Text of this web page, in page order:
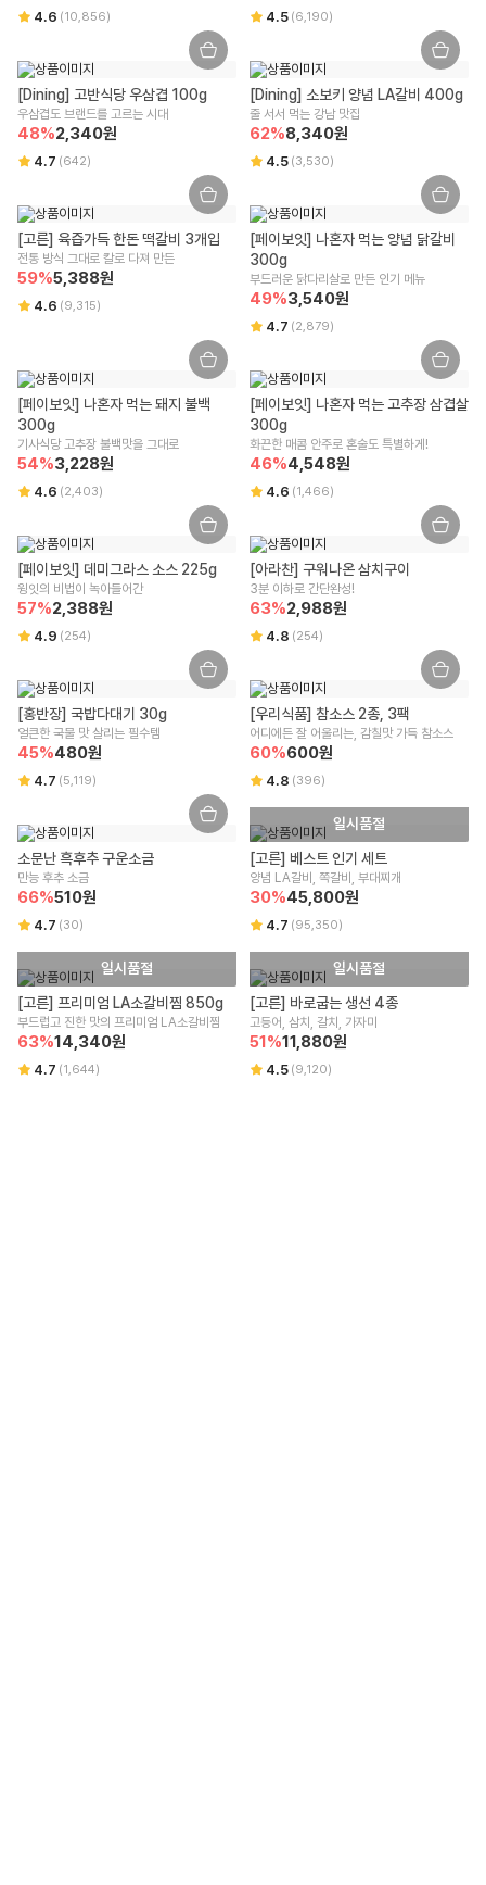
4.6 (10,856) 4.5 (6,190)
[Dining] 고반식당 우삼겹 100g
우삼겹도 브랜드를 고르는 시대
48%2,340원
4.7 (642)
[Dining] 소보키 양념 LA갈비 400g
줄 서서 먹는 강남 맛집
62%8,340원
4.5 (3,530)
[고른] 육즙가득 한돈 떡갈비 3개입
전통 방식 그대로 칼로 다져 만든
59%5,388원
4.6 (9,315)
[페이보잇] 나혼자 먹는 양념 닭갈비
300g
부드러운 닭다리살로 만든 인기 메뉴
49%3,540원
4.7 (2,879)
[페이보잇] 나혼자 먹는 돼지 불백
300g
기사식당 고추장 불백맛을 그대로
54%3,228원
4.6 (2,403)
[페이보잇] 나혼자 먹는 고추장 삼겹살
300g
화끈한 매콤 안주로 혼술도 특별하게!
46%4,548원
4.6 (1,466)
[페이보잇] 데미그라스 소스 225g
윙잇의 비법이 녹아들어간
57%2,388원
4.9 (254)
[아라찬] 구워나온 삼치구이
3분 이하로 간단완성!
63%2,988원
4.8 (254)
[홍반장] 국밥다대기 30g
얼큰한 국물 맛 살리는 필수템
45%480원
4.7 (5,119)
[우리식품] 참소스 2종, 3팩
어디에든 잘 어울리는, 감칠맛 가득 참소스
60%600원
4.8 (396)
소문난 흑후추 구운소금
만능 후추 소금
66%510원
4.7 (30)
일시품절
[고른] 베스트 인기 세트
양념 LA갈비, 쪽갈비, 부대찌개
30%45,800원
4.7 (95,350)
일시품절
[고른] 프리미엄 LA소갈비찜 850g
부드럽고 진한 맛의 프리미엄 LA소갈비찜
63%14,340원
4.7 (1,644)
일시품절
[고른] 바로굽는 생선 4종
고등어, 삼치, 갈치, 가자미
51%11,880원
4.5 (9,120)